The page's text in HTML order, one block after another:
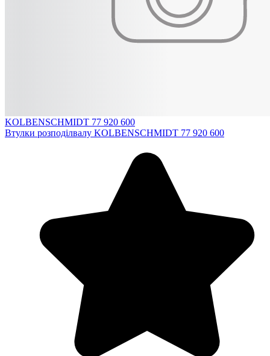
KOLBENSCHMIDT 77 920 600
Втулки розподілвалу KOLBENSCHMIDT 77 920 600